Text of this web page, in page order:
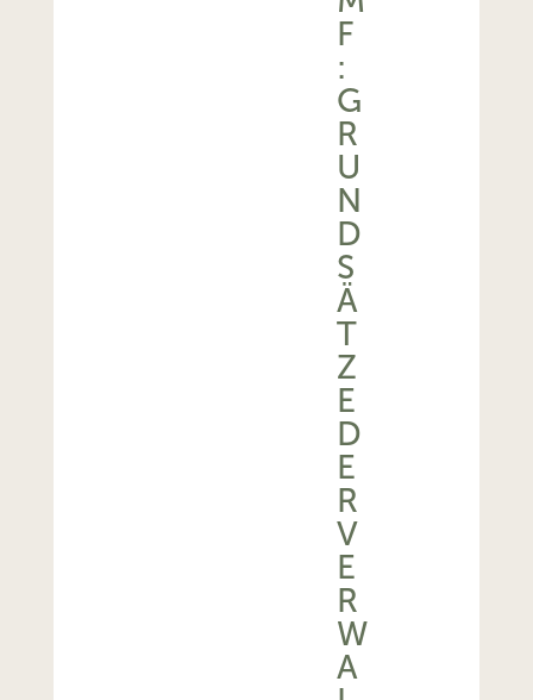
F
:
G
R
U
N
D
S
Ä
T
Z
E
D
E
R
V
E
R
W
A